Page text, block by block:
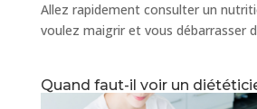
Allez rapidement consulter un
voulez maigrir et vous débarrasser
Quand faut-il voir un